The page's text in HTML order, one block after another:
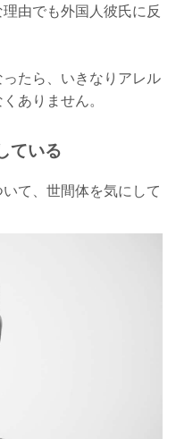
由でも外国人彼氏に反
たら、いきなりアレル
ありません。
ている
て、世間体を気にして